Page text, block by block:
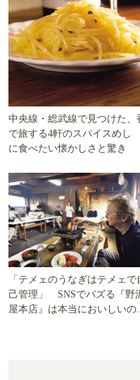
中央線・総武線で見つけた、
で旅する4軒のスパイスめし
に食べたい懐かしさと驚き
「テメェのうなぎはテメェで
己管理」 SNSでバズる『野
屋本店』は本当においしいの